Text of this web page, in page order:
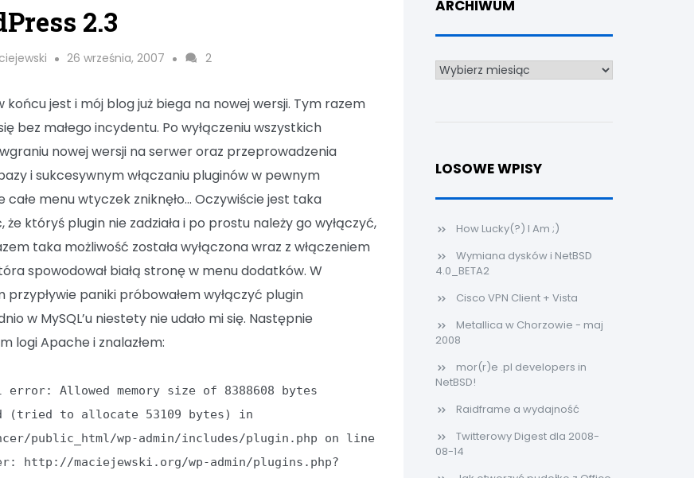
2.3
26 września, 2007 2
końcu jest i mój blog już biega na nowej wersji. Tym razem
bez małego incydentu. Po wyłączeniu wszystkich
nowej wersji na serwer oraz przeprowadzenia
i sukcesywnym włączaniu pluginów w pewnym
całe menu wtyczek zniknęło… Oczywiście jest taka
że któryś plugin nie zadziała i po prostu należy go wyłączyć,
taka możliwość została wyłączona wraz z włączeniem
spowodował białą stronę w menu dodatków. W
przypływie paniki próbowałem wyłączyć plugin
w MySQL’u niestety nie udało mi się. Następnie
logi Apache i znalazłem:
error: Allowed memory size of 8388608 bytes
(tried to allocate 53109 bytes) in
public_html/wp-admin/includes/plugin.php on line
http://maciejewski.org/wp-admin/plugins.php?
ARCHIWUM
Archiwum
LOSOWE WPISY
How Lucky(?) I Am ;)
Wymiana dysków i NetBSD
4.0_BETA2
Cisco VPN Client + Vista
Metallica w Chorzowie - maj
2008
mor(r)e .pl developers in
NetBSD!
Raidframe a wydajność
Twitterowy Digest dla 2008-
08-14